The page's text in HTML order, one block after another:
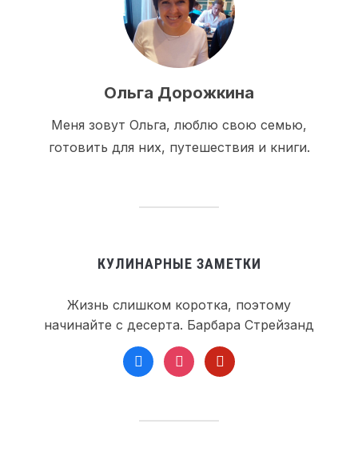
Ольга Дорожкина
Меня зовут Ольга, люблю свою семью,
готовить для них, путешествия и книги.
КУЛИНАРНЫЕ ЗАМЕТКИ
Жизнь слишком коротка, поэтому
начинайте с десерта. Барбара Стрейзанд
facebookinstagrampinterest